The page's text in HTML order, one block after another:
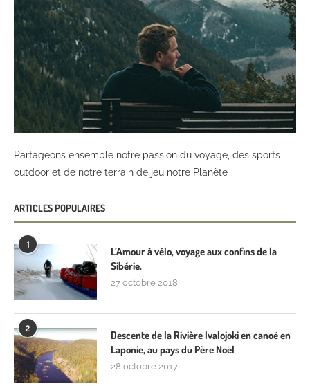
Partageons ensemble notre passion du voyage, des sports
outdoor et de notre terrain de jeu notre Planète
ARTICLES POPULAIRES
1
L’Amour à vélo, voyage aux confins de la
Sibérie.
27 octobre 2018
2
Descente de la Rivière Ivalojoki en canoë en
Laponie, au pays du Père Noël
28 octobre 2017